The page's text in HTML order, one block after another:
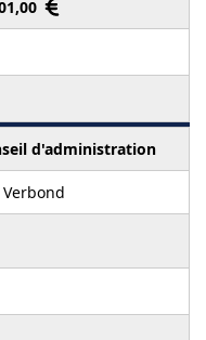
d'administration